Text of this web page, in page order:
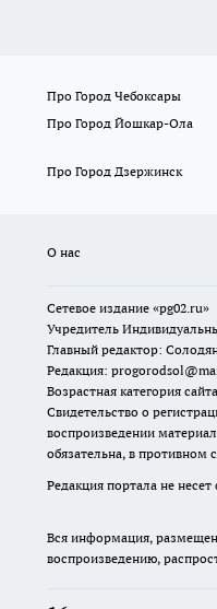
Про Город Чебоксары
Про Город Йошкар-Ола
Про Город Дзержинск
О нас
Сетевое издание «pg02.ru»
Учредитель
Главный редактор:
Редакция:
Возрастная категория
Свидетельство о
воспроизведении
обязательна, в противном
Редакция портала не
Вся информация,
воспроизведению,